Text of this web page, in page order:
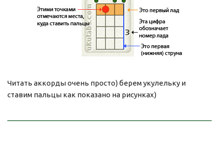
Читать аккорды очень просто) берем укулельку и
ставим пальцы как показано на рисунках)